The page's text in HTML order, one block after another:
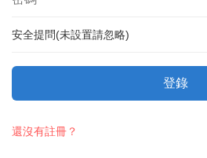
安全提問(未設置請忽略)
登錄
還沒有註冊？